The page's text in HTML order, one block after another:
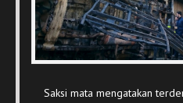
Saksi mata mengatakan